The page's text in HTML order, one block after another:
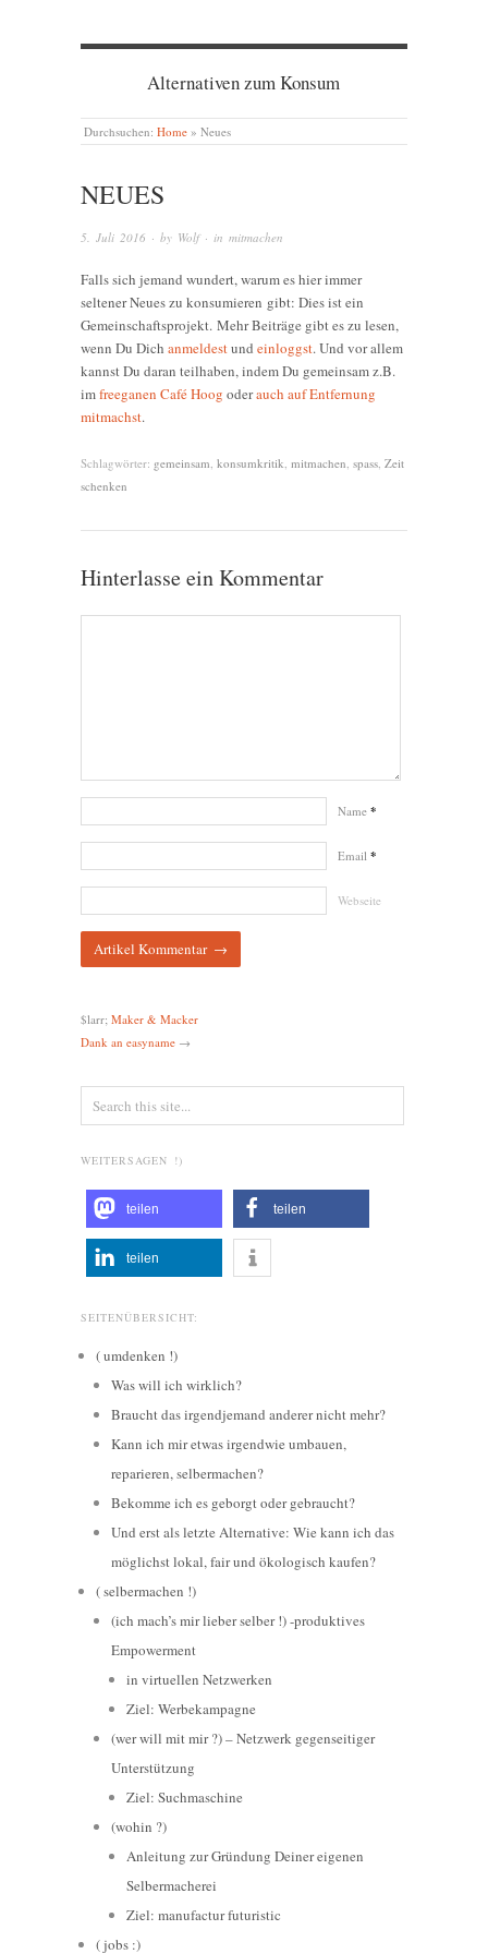
Alternativen zum Konsum
Durchsuchen: Home » Neues
NEUES
5. Juli 2016 · by Wolf· in mitmachen
Falls sich jemand wundert, warum es hier immer
seltener Neues zu konsumieren gibt: Dies ist ein
Gemeinschaftsprojekt. Mehr Beiträge gibt es zu lesen,
wenn Du Dich anmeldestund einloggst. Und vor allem
kannst Du daran teilhaben, indem Du gemeinsam z.B.
imfreeganen Café Hoog oderauch auf Entfernung
mitmachst.
Schlagwörter: gemeinsam konsumkritik mitmachen spass Zeit
schenken
Hinterlasse ein Kommentar
Name *
Email *
Webseite
$larr; Maker & Macker
Dank an easyname →
WEITERSAGEN !)
teilen teilen
teilen
SEITENÜBERSICHT:
( umdenken !)
Was will ich wirklich?
Braucht das irgendjemand anderer nicht mehr?
Kann ich mir etwas irgendwie umbauen,
reparieren, selbermachen?
Bekomme ich es geborgt oder gebraucht?
Und erst als letzte Alternative: Wie kann ich das
möglichst lokal, fair und ökologisch kaufen?
( selbermachen !)
(ich mach’s mir lieber selber !) -produktives
Empowerment
in virtuellen Netzwerken
Ziel: Werbekampagne
(wer will mit mir ?) – Netzwerk gegenseitiger
Unterstützung
Ziel: Suchmaschine
(wohin ?)
Anleitung zur Gründung Deiner eigenen
Selbermacherei
Ziel: manufactur futuristic
( jobs :)